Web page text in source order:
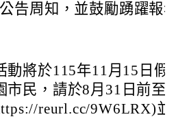
告周知，並鼓勵踴躍報
動將於115年11月15日
市民，請於8月31日前至
reurl.cc/9W6LRX)